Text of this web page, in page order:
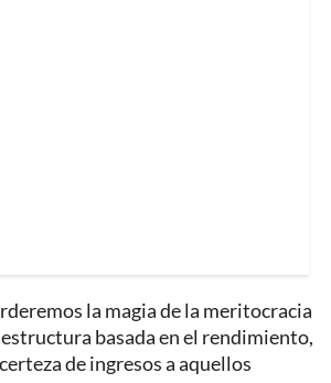
la magia de la meritocracia
basada en el rendimiento,
de ingresos a aquellos